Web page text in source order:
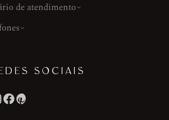
de atendimento
SOCIAIS